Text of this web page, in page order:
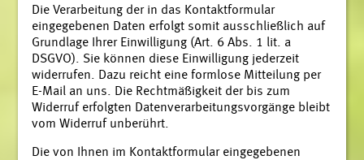
Die Verarbeitung der in das Kontaktformular
eingegebenen Daten erfolgt somit ausschließlich auf
Grundlage Ihrer Einwilligung (Art. 6 Abs. 1 lit. a
DSGVO). Sie können diese Einwilligung jederzeit
widerrufen. Dazu reicht eine formlose Mitteilung per
E-Mail an uns. Die Rechtmäßigkeit der bis zum
Widerruf erfolgten Datenverarbeitungsvorgänge bleibt
vom Widerruf unberührt.
Die von Ihnen im Kontaktformular eingegebenen